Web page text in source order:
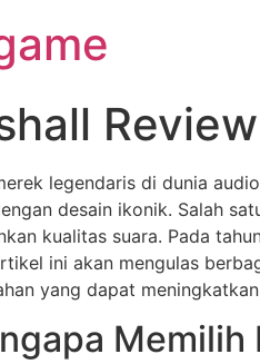
legendaris di dunia
desain ikonik. Salah
kualitas suara. Pada
ini akan mengulas
yang dapat